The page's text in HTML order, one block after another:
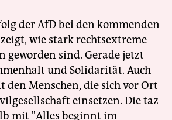
der AfD bei den kommenden
wie stark rechtsextreme
geworden sind. Gerade jetzt
und Solidarität. Auch
den Menschen, die sich vor Ort
einsetzen. Die taz
mit "Alles beginnt im